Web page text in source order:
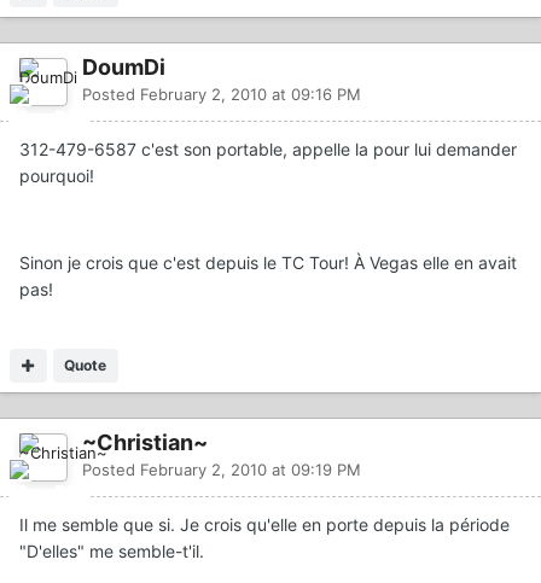
DoumDi
Posted February 2, 2010 at 09:16 PM
312-479-6587 c'est son portable, appelle la pour lui demander
pourquoi!
Sinon je crois que c'est depuis le TC Tour! À Vegas elle en avait
pas!
Quote
~Christian~
Posted February 2, 2010 at 09:19 PM
Il me semble que si. Je crois qu'elle en porte depuis la période
"D'elles" me semble-t'il.